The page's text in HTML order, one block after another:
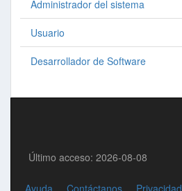
Administrador del sistema
Usuario
Desarrollador de Software
Último acceso: 2026-08-08
Ayuda Contáctanos Privacidad